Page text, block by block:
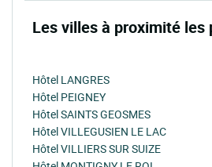
Les villes à proximité les
Hôtel LANGRES
Hôtel PEIGNEY
Hôtel SAINTS GEOSMES
Hôtel VILLEGUSIEN LE LAC
Hôtel VILLIERS SUR SUIZE